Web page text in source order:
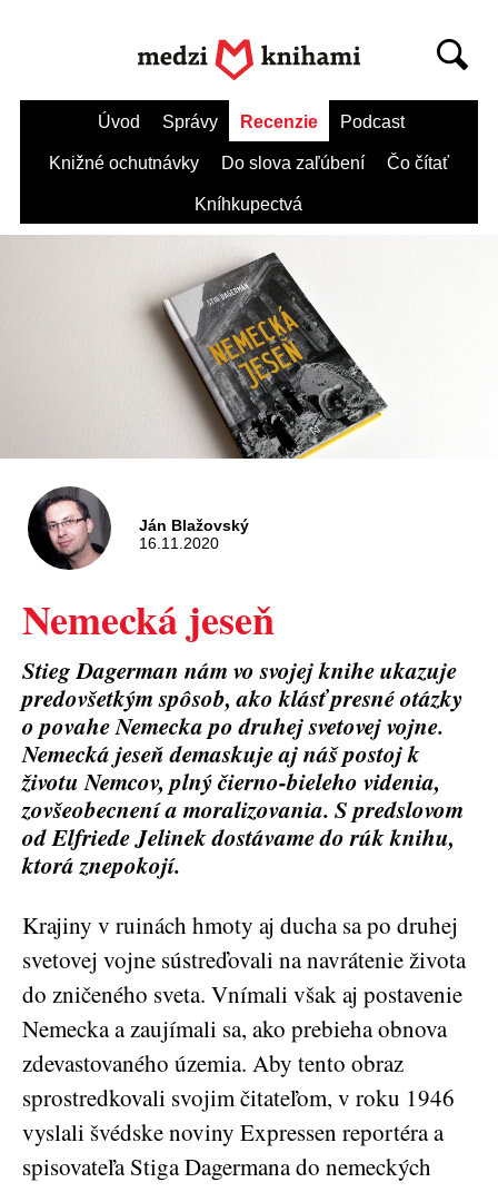
Úvod Správy Recenzie Podcast
Knižné ochutnávky Do slova zaľúbení Čo čítať
Kníhkupectvá
Ján Blažovský
16.11.2020
Nemecká jeseň
Stieg Dagerman nám vo svojej knihe ukazuje
predovšetkým spôsob, ako klásť presné otázky
o povahe Nemecka po druhej svetovej vojne.
Nemecká jeseň demaskuje aj náš postoj k
životu Nemcov, plný čierno-bieleho videnia,
zovšeobecnení a moralizovania. S predslovom
od Elfriede Jelinek dostávame do rúk knihu,
ktorá znepokojí.
Krajiny v ruinách hmoty aj ducha sa po druhej
svetovej vojne sústreďovali na navrátenie života
do zničeného sveta. Vnímali však aj postavenie
Nemecka a zaujímali sa, ako prebieha obnova
zdevastovaného územia. Aby tento obraz
sprostredkovali svojim čitateľom, v roku 1946
vyslali švédske noviny Expressen reportéra a
spisovateľa Stiga Dagermana do nemeckých